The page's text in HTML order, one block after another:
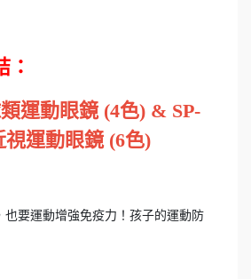
：
運動眼鏡 (4色) & SP-
視運動眼鏡 (6色)
也要運動增強免疫力！孩子的運動防